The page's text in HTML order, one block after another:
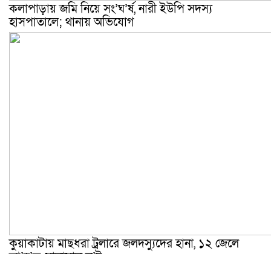
কলাপাড়ায় জমি নিয়ে সং’ঘ’র্ষ, নারী ইউপি সদস্য
হাসপাতালে; থানায় অভিযোগ
কুয়াকাটায় মাছধরা ট্রলারে জলদস্যুদের হানা, ১২ জেলে